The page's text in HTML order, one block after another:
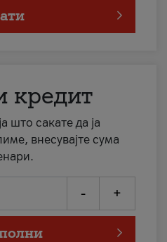
кредит
што сакате да ја
внесувајте сума
- +